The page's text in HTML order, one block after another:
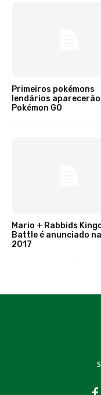
Primeiros pokémons
lendários aparecerão
Pokémon GO
Mario + Rabbids
Battle é anunciado
2017